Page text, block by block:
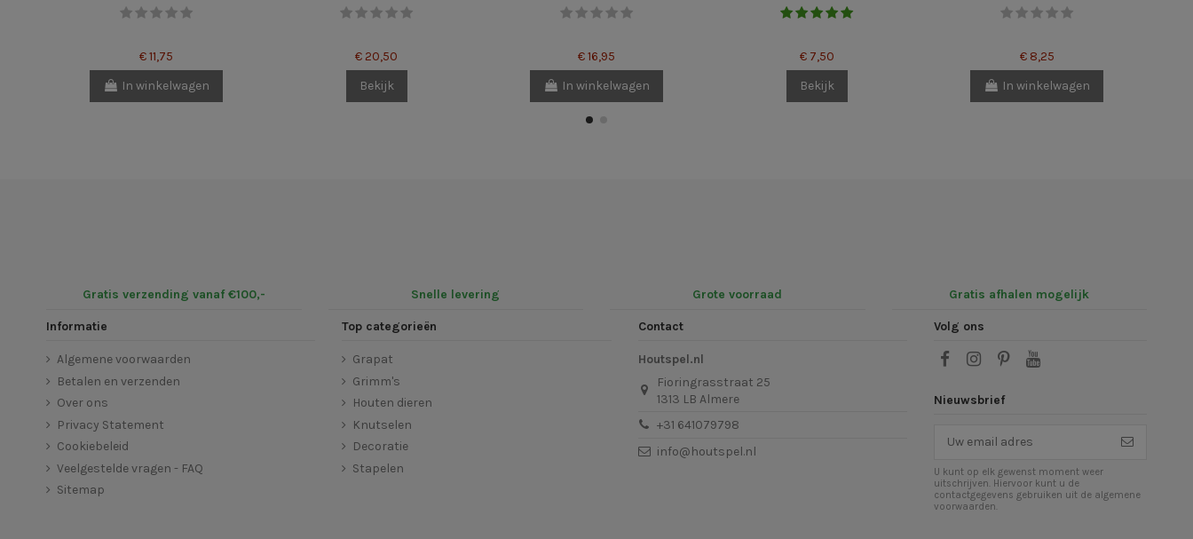
€ 11,75
In winkelwagen
€ 20,50
Bekijk
€ 16,95
In winkelwagen
€ 7,50
Bekijk
€ 8,25
In winkelwagen
Gratis verzending vanaf €100,- Snelle levering Grote voorraad Gratis afhalen mogelijk
Informatie
Algemene voorwaarden
Betalen en verzenden
Over ons
Privacy Statement
Cookiebeleid
Veelgestelde vragen - FAQ
Sitemap
Top categorieën
Grapat
Grimm's
Houten dieren
Knutselen
Decoratie
Stapelen
Contact
Houtspel.nl
Fioringrasstraat 25
1313 LB Almere
+31 641079798
info@houtspel.nl
Volg ons
Nieuwsbrief
U kunt op elk gewenst moment weer
uitschrijven. Hiervoor kunt u de
contactgegevens gebruiken uit de algemene
voorwaarden.